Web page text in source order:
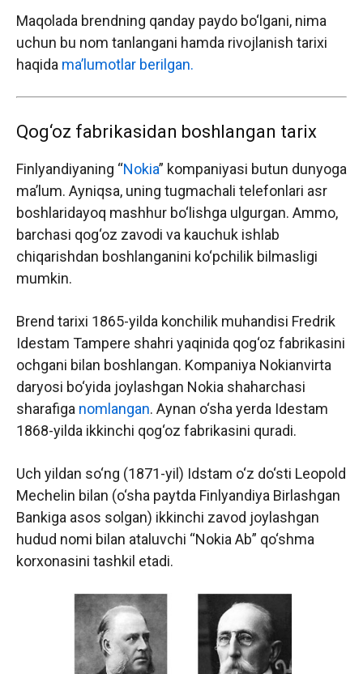
Maqolada brendning qanday paydo bo‘lgani, nima
uchun bu nom tanlangani hamda rivojlanish tarixi
haqida ma’lumotlar berilgan.
Qog‘oz fabrikasidan boshlangan tarix
Finlyandiyaning “Nokia” kompaniyasi butun dunyoga
ma’lum. Ayniqsa, uning tugmachali telefonlari asr
boshlaridayoq mashhur bo‘lishga ulgurgan. Ammo,
barchasi qog‘oz zavodi va kauchuk ishlab
chiqarishdan boshlanganini ko‘pchilik bilmasligi
mumkin.
Brend tarixi 1865-yilda konchilik muhandisi Fredrik
Idestam Tampere shahri yaqinida qog‘oz fabrikasini
ochgani bilan boshlangan. Kompaniya Nokianvirta
daryosi bo‘yida joylashgan Nokia shaharchasi
sharafiga nomlangan. Aynan o‘sha yerda Idestam
1868-yilda ikkinchi qog‘oz fabrikasini quradi.
Uch yildan so‘ng (1871-yil) Idstam o‘z do‘sti Leopold
Mechelin bilan (o‘sha paytda Finlyandiya Birlashgan
Bankiga asos solgan) ikkinchi zavod joylashgan
hudud nomi bilan ataluvchi “Nokia Ab” qo‘shma
korxonasini tashkil etadi.